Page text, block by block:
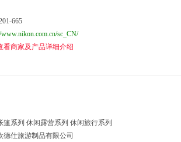
665
www.nikon.com.cn/sc_CN/
看商家及产品详细介绍
篷系列 休闲露营系列 休闲旅行系列
德仕旅游制品有限公司